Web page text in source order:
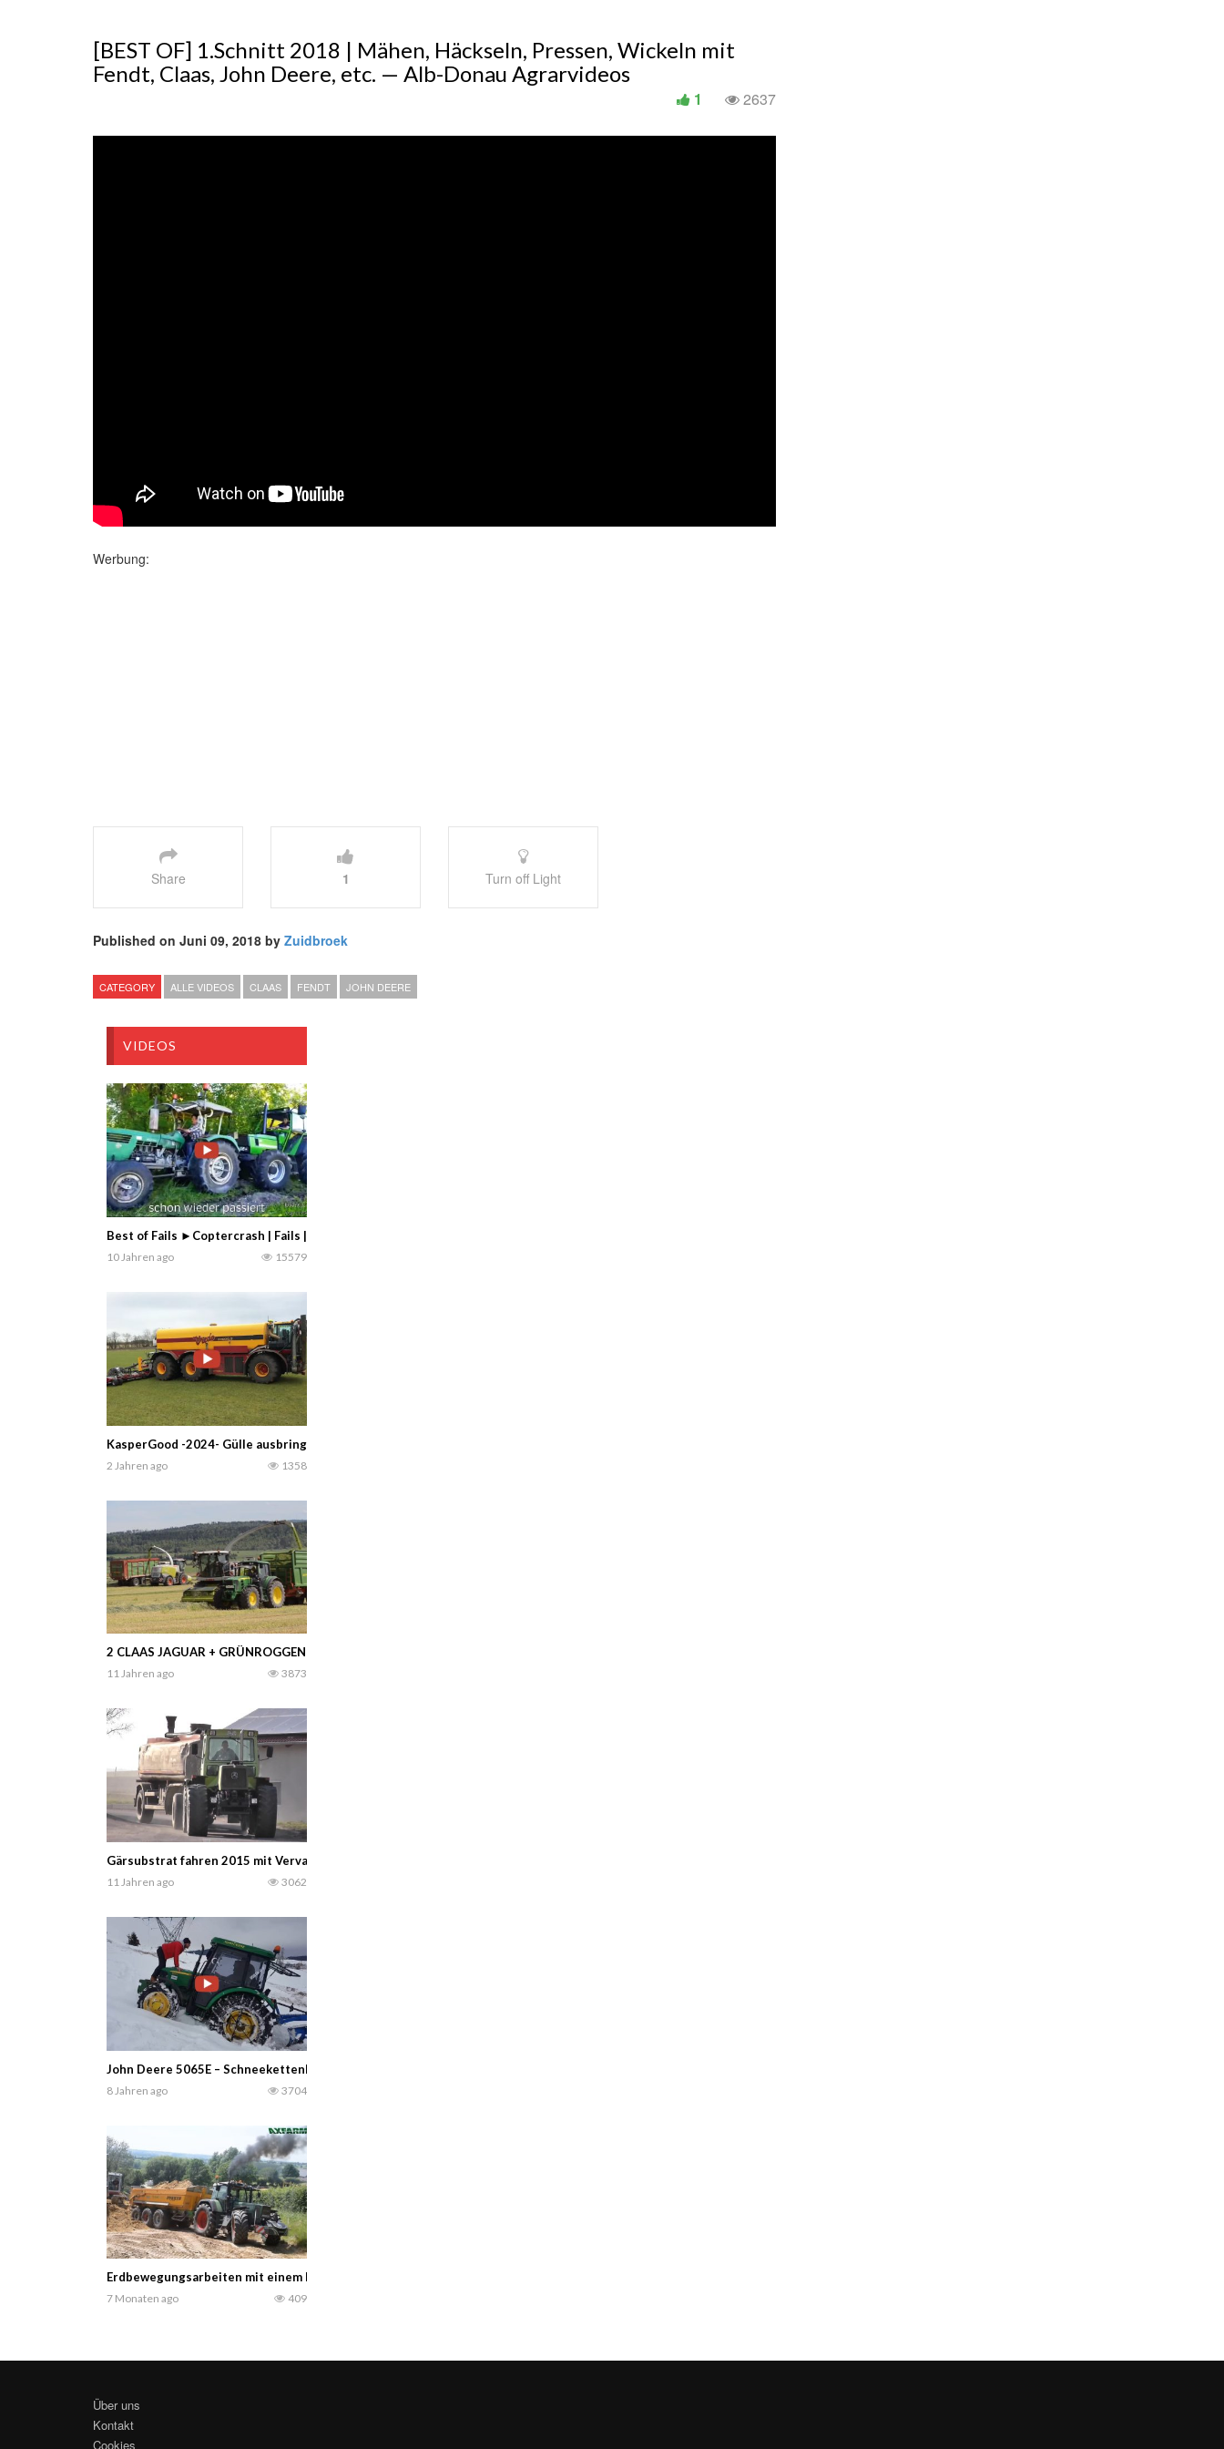
[BEST OF] 1.Schnitt 2018 | Mähen, Häckseln, Pressen, Wickeln mit
Fendt, Claas, John Deere, etc. — Alb-Donau Agrarvideos
2637
1
Werbung:
Share 1 Turn off Light
Published on Juni 09, 2018 by Zuidbroek
CATEGORY ALLE VIDEOS CLAAS FENDT JOHN DEERE
VIDEOS
Best of Fails ►Coptercrash | Fails | GoPro | Outtakes uvm. — Die Murnauer Agrartechnik
10 Jahren ago 15579
KasperGood -2024- Gülle ausbringen mit einem Vredo VT7028-3
2 Jahren ago 1358
2 CLAAS JAGUAR + GRÜNROGGEN ERNTE XXL – BioEnergie Härten. -Marco Schmid-
11 Jahren ago 3873
Gärsubstrat fahren 2015 mit Vervaet Hydro Trike, Fendt und MB Trac *BGA Hennenweidach* -AgrarFilmTeam Schuttertal-
11 Jahren ago 3062
John Deere 5065E – Schneekettenleistung / Sneeuwkettingen uit proberen…..
8 Jahren ago 3704
Erdbewegungsarbeiten mit einem Fendt Favorit 824 und einem Fendt Favorit 926 mit Joskin-Kippern. AXFARMPROD
7 Monaten ago 409
Über uns
Kontakt
Cookies